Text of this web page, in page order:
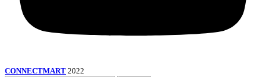
CONNECTMART 2022